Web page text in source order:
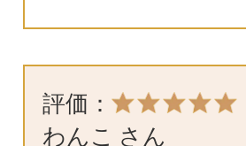
評価：
わんこ さん